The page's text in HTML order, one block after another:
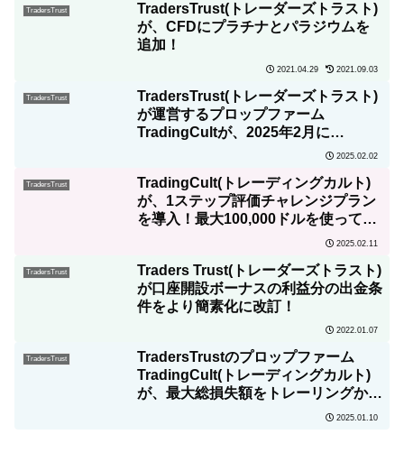
TradersTrust
TradersTrust(トレーダーズトラスト)
が、CFDにプラチナとパラジウムを
追加！
2021.04.29 2021.09.03
TradersTrust
TradersTrust(トレーダーズトラスト)
が運営するプロップファーム
TradingCultが、2025年2月に
「500,000USDのトレードコンテス
2025.02.02
TradersTrust
TradingCult(トレーディングカルト)
が、1ステップ評価チャレンジプラン
を導入！最大100,000ドルを使ってノ
2025.02.11
TradersTrust
Traders Trust(トレーダーズトラスト)
が口座開設ボーナスの利益分の出金条
件をより簡素化に改訂！
2022.01.07
TradersTrust
TradersTrustのプロップファーム
TradingCult(トレーディングカルト)
が、最大総損失額をトレーリングから
2025.01.10